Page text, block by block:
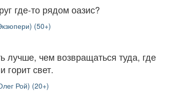
где-то рядом оазис?
(50+)
лучше, чем возвращаться туда, где
горит свет.
Рой) (20+)